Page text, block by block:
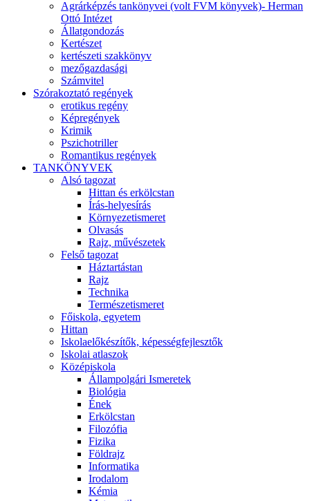
Agrárképzés tankönyvei (volt FVM könyvek)- Herman
Ottó Intézet
Állatgondozás
Kertészet
kertészeti szakkönyv
mezőgazdasági
Számvitel
Szórakoztató regények
erotikus regény
Képregények
Krimik
Pszichotriller
Romantikus regények
TANKÖNYVEK
Alsó tagozat
Hittan és erkölcstan
Írás-helyesírás
Környezetismeret
Olvasás
Rajz, művészetek
Felső tagozat
Háztartástan
Rajz
Technika
Természetismeret
Főiskola, egyetem
Hittan
Iskolaelőkészítők, képességfejlesztők
Iskolai atlaszok
Középiskola
Állampolgári Ismeretek
Biológia
Ének
Erkölcstan
Filozófia
Fizika
Földrajz
Informatika
Irodalom
Kémia